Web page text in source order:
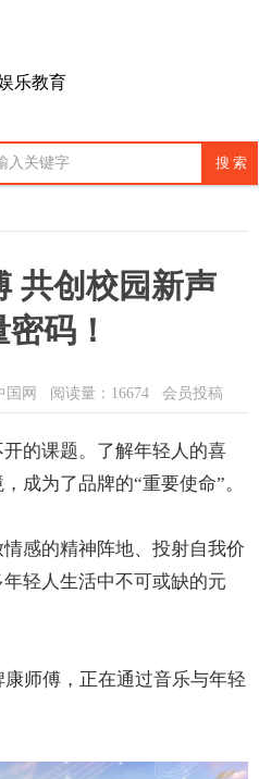
乐教育
共创校园新声
码！
国网 阅读量：16674 会员投稿
的课题。了解年轻人的喜
成为了品牌的“重要使命”。
感的精神阵地、投射自我价
轻人生活中不可或缺的元
师傅，正在通过音乐与年轻